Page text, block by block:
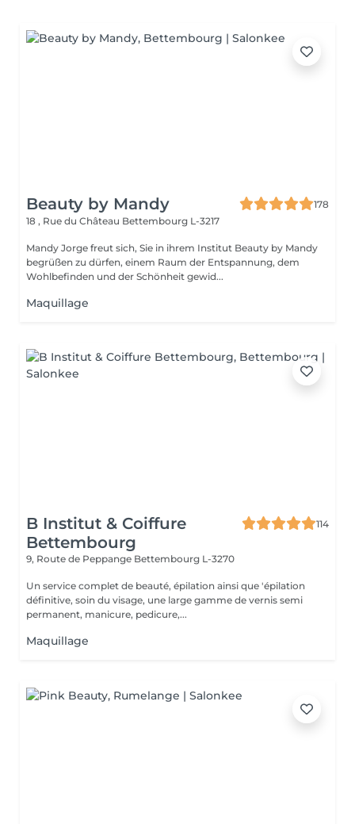
Beauty by Mandy
178
18 , Rue du Château Bettembourg L-3217
Mandy Jorge freut sich, Sie in ihrem Institut Beauty by Mandy
begrüßen zu dürfen, einem Raum der Entspannung, dem
Wohlbefinden und der Schönheit gewid...
Maquillage
B Institut & Coiffure
Bettembourg
114
9, Route de Peppange Bettembourg L-3270
Un service complet de beauté, épilation ainsi que 'épilation
définitive, soin du visage, une large gamme de vernis semi
permanent, manicure, pedicure,...
Maquillage